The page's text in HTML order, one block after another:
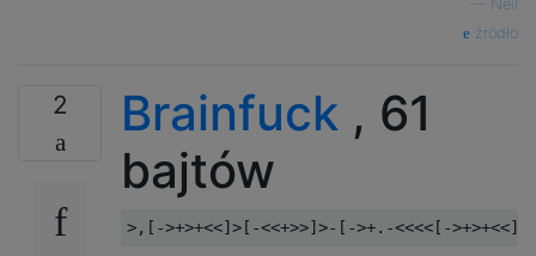
Neil
źródło
2 Brainfuck , 61
bajtów